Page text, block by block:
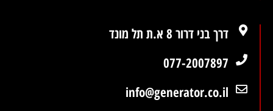
דרך בני דרור 8 א.ת תל מונד
077-2007897
info@generator.co.il